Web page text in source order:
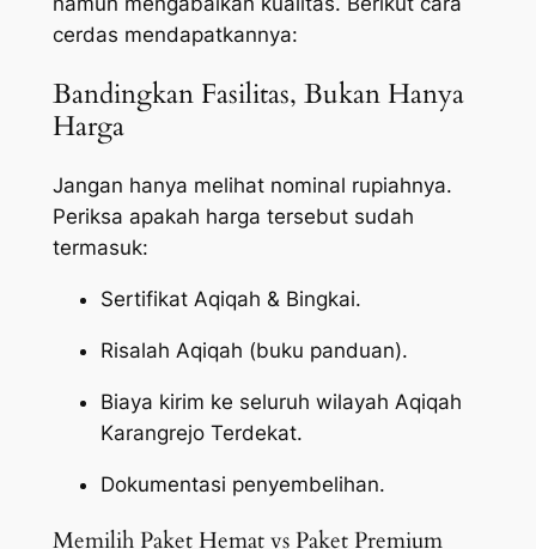
cerdas mendapatkannya:
Bandingkan Fasilitas, Bukan Hanya
Harga
Jangan hanya melihat nominal rupiahnya.
Periksa apakah harga tersebut sudah
termasuk:
Sertifikat Aqiqah & Bingkai.
Risalah Aqiqah (buku panduan).
Biaya kirim ke seluruh wilayah Aqiqah
Karangrejo Terdekat.
Dokumentasi penyembelihan.
Memilih Paket Hemat vs Paket Premium